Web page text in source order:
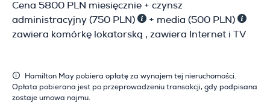
Cena 5800 PLN miesięcznie + czynsz
administracyjny (750 PLN)
+ media (500 PLN)
zawiera komórkę lokatorską , zawiera Internet i TV
Hamilton May pobiera opłatę za wynajem tej nieruchomości.
Opłata pobierana jest po przeprowadzeniu transakcji, gdy podpisana
zostaje umowa najmu.